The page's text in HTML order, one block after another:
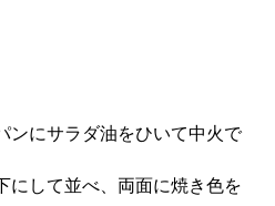
ンにサラダ油をひいて中火で
にして並べ、両面に焼き色を